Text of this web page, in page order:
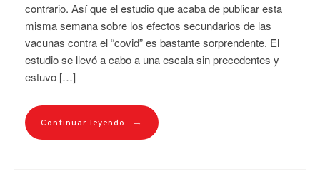
contrario. Así que el estudio que acaba de publicar esta
misma semana sobre los efectos secundarios de las
vacunas contra el “covid” es bastante sorprendente. El
estudio se llevó a cabo a una escala sin precedentes y
estuvo […]
Continuar leyendo →